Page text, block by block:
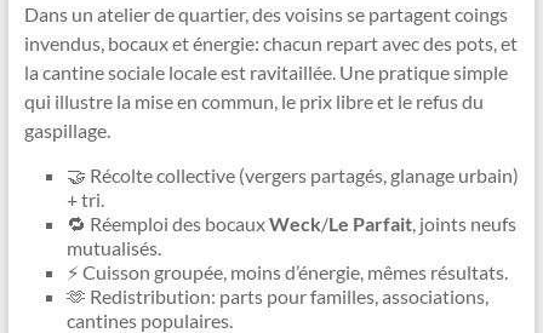
Dans un atelier de quartier, des voisins se partagent coings
invendus, bocaux et énergie: chacun repart avec des pots, et
la cantine sociale locale est ravitaillée. Une pratique simple
qui illustre la mise en commun, le prix libre et le refus du
gaspillage.
🤝 Récolte collective (vergers partagés, glanage urbain)
+ tri.
🔁 Réemploi des bocauxWeck/Le Parfait, joints neufs
mutualisés.
⚡ Cuisson groupée, moins d’énergie, mêmes résultats.
🫶 Redistribution: parts pour familles, associations,
cantines populaires.